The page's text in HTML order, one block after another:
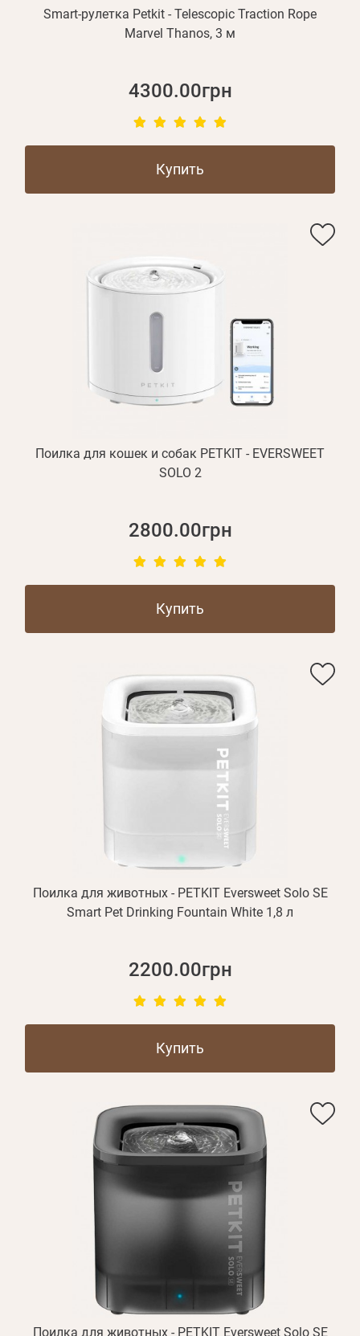
Smart-рулетка Petkit - Telescopic Traction Rope
Marvel Thanos, 3 м
4300.00грн
Купить
Поилка для кошек и собак PETKIT - EVERSWEET
SOLO 2
2800.00грн
Купить
Поилка для животных - PETKIT Eversweet Solo SE
Smart Pet Drinking Fountain White 1,8 л
2200.00грн
Купить
Поилка для животных - PETKIT Eversweet Solo SE
Забыли пароль?
Личные данные